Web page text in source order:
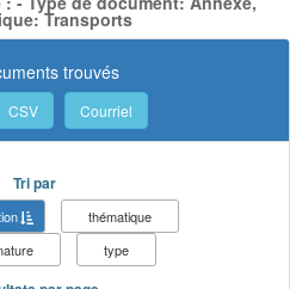
Transports
trouvés
CSV Courriel
Tri par
thématique
type